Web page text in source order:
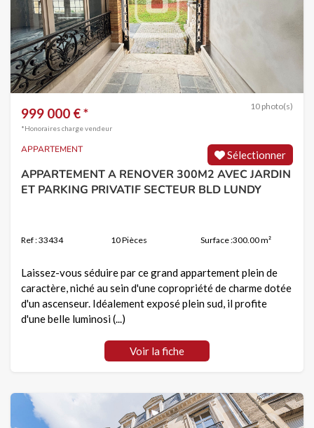
10 photo(s)
999 000 € *
*Honoraires charge vendeur
Sélectionner
APPARTEMENT
APPARTEMENT A RENOVER 300M2 AVEC JARDIN
ET PARKING PRIVATIF SECTEUR BLD LUNDY
Ref : 33434 10 Pièces Surface :300.00 m²
Laissez-vous séduire par ce grand appartement plein de
caractère, niché au sein d'une copropriété de charme dotée
d'un ascenseur. Idéalement exposé plein sud, il profite
d'une belle luminosi (...)
Voir la fiche